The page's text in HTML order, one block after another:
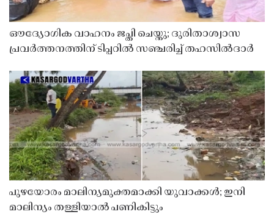
ഔദ്യോഗിക വാഹനം ജപ്തി ചെയ്തു; ദുരിതാശ്വാസ
പ്രവർത്തനത്തിന് ടിപ്പറിൽ സഞ്ചരിച്ച് തഹസിൽദാർ
പുഴയോരം മാലിന്യമുക്തമാക്കി യുവാക്കൾ; ഇനി
മാലിന്യം തള്ളിയാൽ പണികിട്ടും